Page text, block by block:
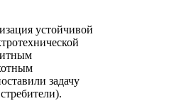
устойчивой
задачу